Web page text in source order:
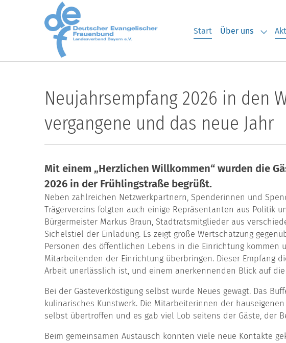
Skip to main content
Start Über uns
Neujahrsempfang 2026 in den
vergangene und das neue Jahr
Mit einem „Herzlichen Willkommen“ wurden die
2026 in der Frühlingstraße begrüßt.
Neben zahlreichen Netzwerkpartnern, Spenderinnen und
Trägervereins folgten auch einige Repräsentanten aus Politik
Bürgermeister Markus Braun, Stadtratsmitglieder aus
Sichelstiel der Einladung. Es zeigt große Wertschätzung
Personen des öffentlichen Lebens in die Einrichtung kommen
Mitarbeitenden der Einrichtung überbringen. Dieser Empfang
Arbeit unerlässlich ist, und einem anerkennenden Blick auf
Bei der Gästeverköstigung selbst wurde Neues gewagt. Das
kulinarisches Kunstwerk. Die Mitarbeiterinnen der
selbst übertroffen und es gab viel Lob seitens der Gäste, der
Beim gemeinsamen Austausch konnten viele neue Kontakte